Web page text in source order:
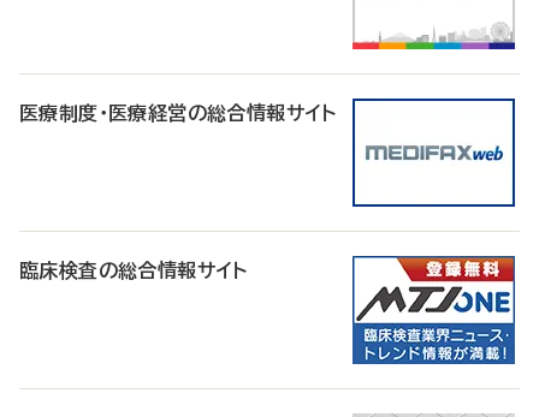
医療制度・医療経営の総合情報サイト
臨床検査の総合情報サイト